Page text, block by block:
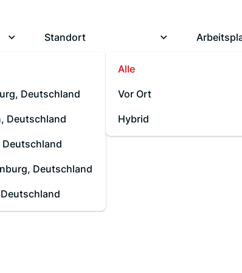
Standort
Deutschland
Deutschland
Deutschland
Deutschland
Alle
Vor Ort
Hybrid